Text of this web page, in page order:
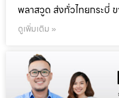
พลาสวูด ส่งทั่วไทยกระบี่
ดูเพิ่มเติม »